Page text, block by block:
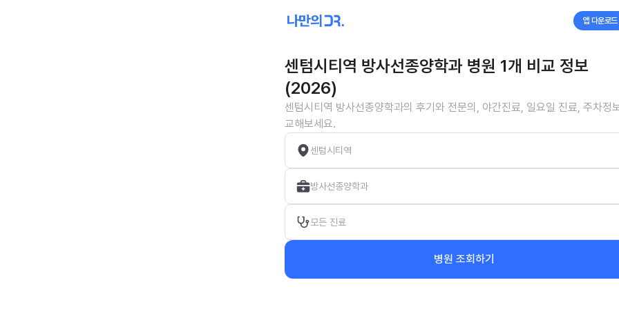
앱 다운로드
센텀시티역 방사선종양학과 병원 1개 비교 정보
(2026)
센텀시티역 방사선종양학과의 후기와 전문의, 야간진료, 일요일 진료, 주차정
교해보세요.
센텀시티역
방사선종양학과
모든 진료
병원 조회하기